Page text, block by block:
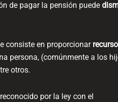
de pagar la pensión puede
consiste en proporcionar
persona, (comúnmente a los
otros.
por la ley con el